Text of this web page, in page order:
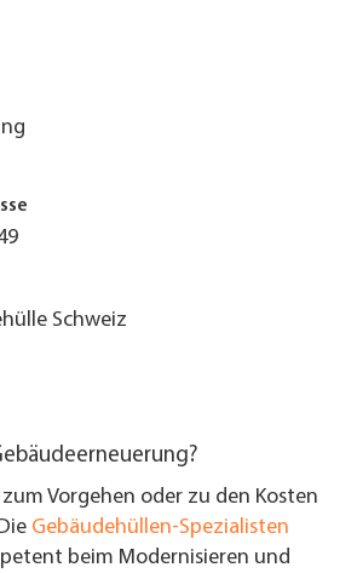
Schweiz
zum Vorgehen oder zu den Kosten
Gebäudehüllen-Spezialisten
beim Modernisieren und